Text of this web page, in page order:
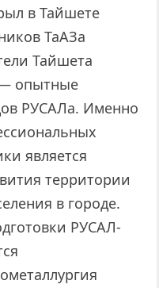
в Тайшете
ТаАЗа
Тайшета
— опытные
РУСАЛа. Именно
является
территории
в городе.
РУСАЛ-